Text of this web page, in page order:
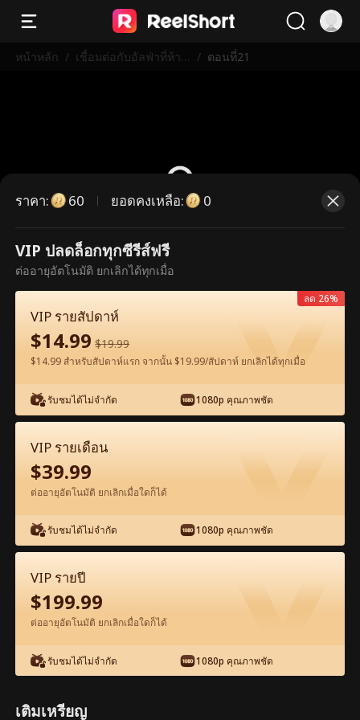
หน้าหลัก / เชื่อมต่อกับอัลฟ่าที่ห้าม
/ ตอนที่21
ตอนนี้เป็นตอนพรีเมียม กรุณาปลดล็อก
เพื่อรับชม
ดูฟรีในแอป
ตอน21-ภาพยนตร์ เชื่อมต่อกับอัลฟ่าที่ห้าม
ฉันได้ เต็มเรื่อง ภาพยนตร์เต็มเรื่อง
1-50 51-60
21 22 24
ราคา: 60 ยอดคงเหลือ: 0
VIP ปลดล็อกทุกซีรีส์ฟรี
ต่ออายุอัตโนมัติ ยกเลิกได้ทุกเมื่อ
VIP รายสัปดาห์
$14.99 $19.99
$14.99 สำหรับสัปดาห์แรก จากนั้น $19.99/สัปดาห์ ยกเลิกได้ทุกเมื่อ
รับชมได้ไม่จำกัด 1080p คุณภาพชัด
ลด 26%
VIP รายเดือน
$39.99
ต่ออายุอัตโนมัติ ยกเลิกเมื่อใดก็ได้
รับชมได้ไม่จำกัด 1080p คุณภาพชัด
VIP รายปี
$199.99
ต่ออายุอัตโนมัติ ยกเลิกเมื่อใดก็ได้
รับชมได้ไม่จำกัด 1080p คุณภาพชัด
เติมเหรียญ